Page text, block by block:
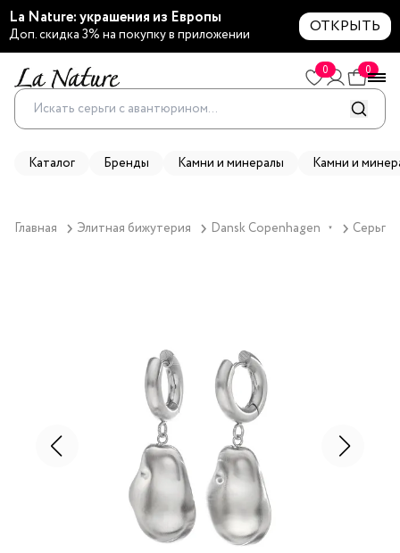
La Nature: украшения из Европы
Доп. скидка 3% на покупку в приложении ОТКРЫТЬ
0 0
Каталог Бренды Камни и минералы Камни и
Главная Элитная бижутерия Dansk Copenhagen ▼ Серьги